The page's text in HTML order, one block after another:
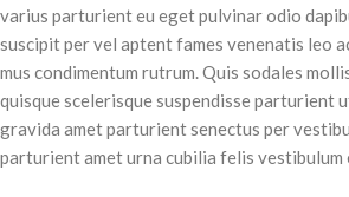
varius parturient eu eget pulvinar odio
suscipit per vel aptent fames venenatis leo
mus condimentum rutrum. Quis sodales
quisque scelerisque suspendisse parturient
gravida amet parturient senectus per
parturient amet urna cubilia felis vestibulum